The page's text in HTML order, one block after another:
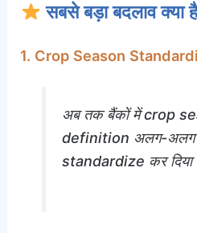
सबसे बड़ा बदलाव
1. Crop Season
अब तक बैंकों में crop
definition अलग-अलग
standardize कर दिया